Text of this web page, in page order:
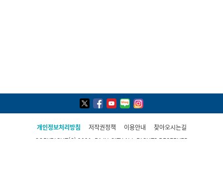
개인정보처리방침 저작권정책 이용안내
찾아오시는길
COPYRIGHT(C) 2021, PAJU CITY ALL RIGHTS RESERVED